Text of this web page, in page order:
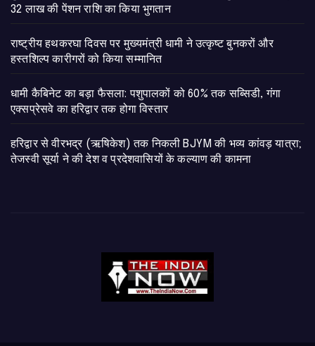
32 लाख की पेंशन राशि का किया भुगतान
राष्ट्रीय हथकरघा दिवस पर मुख्यमंत्री धामी ने उत्कृष्ट बुनकरों और
हस्तशिल्प कारीगरों को किया सम्मानित
​धामी कैबिनेट का बड़ा फैसला: पशुपालकों को 60% तक सब्सिडी, गंगा
एक्सप्रेसवे का हरिद्वार तक होगा विस्तार
​हरिद्वार से वीरभद्र (ऋषिकेश) तक निकली BJYM की भव्य कांवड़ यात्रा;
तेजस्वी सूर्या ने की देश व प्रदेशवासियों के कल्याण की कामना